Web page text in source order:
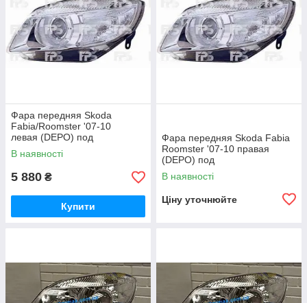
Фара передняя Skoda
Fabia/Roomster '07-10
левая (DEPO) под
электрокорректор, линзованн
ая
В наявності
5 880 ₴
Купити
Фара передняя Skoda Fabia
Roomster '07-10 правая
(DEPO) под
электрокорректор, линзованн
ая
В наявності
Ціну уточнюйте